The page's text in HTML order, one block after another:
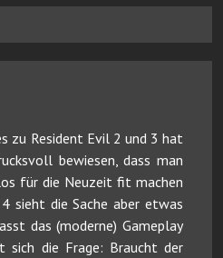
zu Resident Evil 2 und 3 hat
bewiesen, dass man
für die Neuzeit fit machen
sieht die Sache aber etwas
das (moderne) Gameplay
sich die Frage: Braucht der